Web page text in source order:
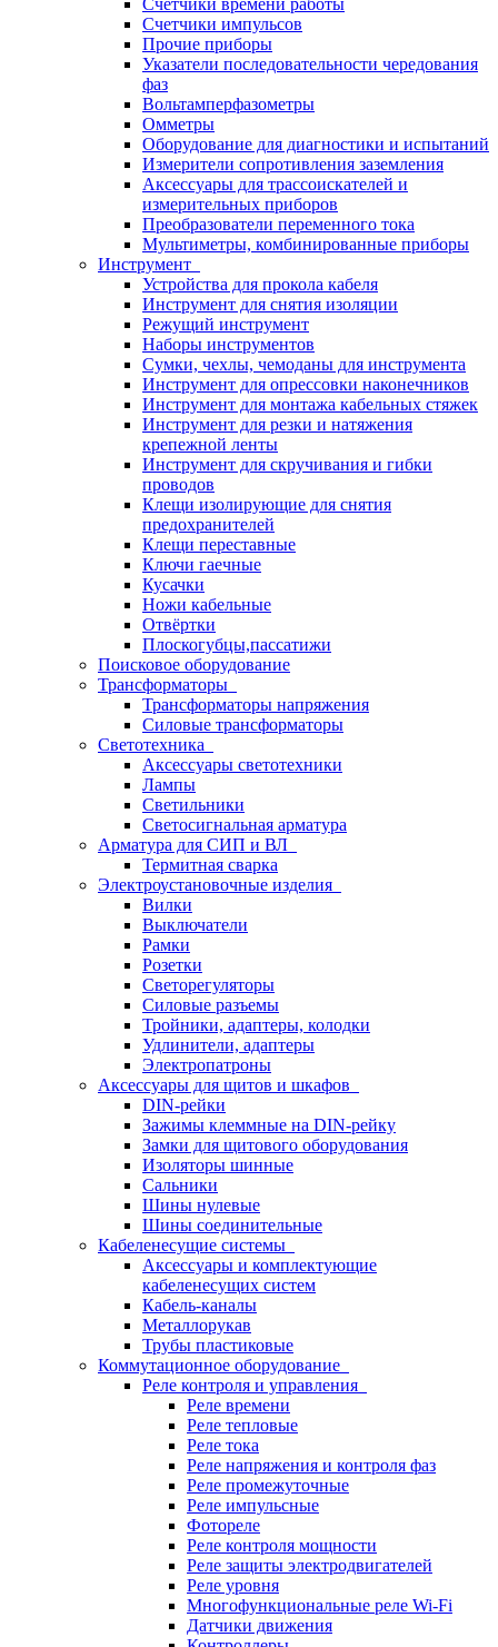
Счетчики времени работы
Счетчики импульсов
Прочие приборы
Указатели последовательности чередования
фаз
Вольтамперфазометры
Омметры
Оборудование для диагностики и испытаний
Измерители сопротивления заземления
Аксессуары для трассоискателей и
измерительных приборов
Преобразователи переменного тока
Мультиметры, комбинированные приборы
Инструмент
Устройства для прокола кабеля
Инструмент для снятия изоляции
Режущий инструмент
Наборы инструментов
Сумки, чехлы, чемоданы для инструмента
Инструмент для опрессовки наконечников
Инструмент для монтажа кабельных стяжек
Инструмент для резки и натяжения
крепежной ленты
Инструмент для скручивания и гибки
проводов
Клещи изолирующие для снятия
предохранителей
Клещи переставные
Ключи гаечные
Кусачки
Ножи кабельные
Отвёртки
Плоскогубцы,пассатижи
Поисковое оборудование
Трансформаторы
Трансформаторы напряжения
Силовые трансформаторы
Светотехника
Аксессуары светотехники
Лампы
Светильники
Светосигнальная арматура
Арматура для СИП и ВЛ
Термитная сварка
Электроустановочные изделия
Вилки
Выключатели
Рамки
Розетки
Светорегуляторы
Силовые разъемы
Тройники, адаптеры, колодки
Удлинители, адаптеры
Электропатроны
Аксессуары для щитов и шкафов
DIN-рейки
Зажимы клеммные на DIN-рейку
Замки для щитового оборудования
Изоляторы шинные
Сальники
Шины нулевые
Шины соединительные
Кабеленесущие системы
Аксессуары и комплектующие
кабеленесущих систем
Кабель-каналы
Металлорукав
Трубы пластиковые
Коммутационное оборудование
Реле контроля и управления
Реле времени
Реле тепловые
Реле тока
Реле напряжения и контроля фаз
Реле промежуточные
Реле импульсные
Фотореле
Реле контроля мощности
Реле защиты электродвигателей
Реле уровня
Многофункциональные реле Wi-Fi
Датчики движения